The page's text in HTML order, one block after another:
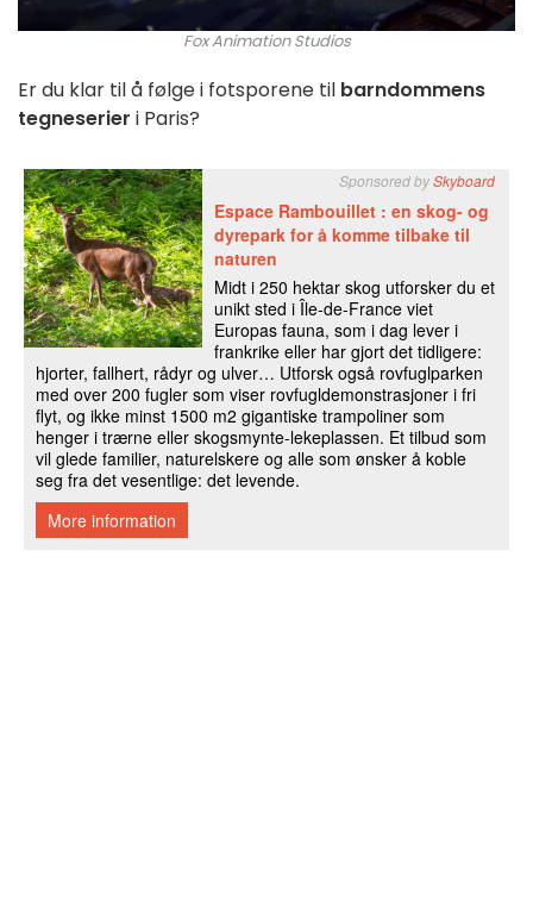
Fox Animation Studios
Er du klar til å følge i fotsporene til barndommens
tegneserier i Paris?